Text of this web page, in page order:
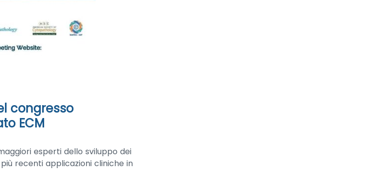
congresso
ECM
esperti dello sviluppo dei
recenti applicazioni cliniche in